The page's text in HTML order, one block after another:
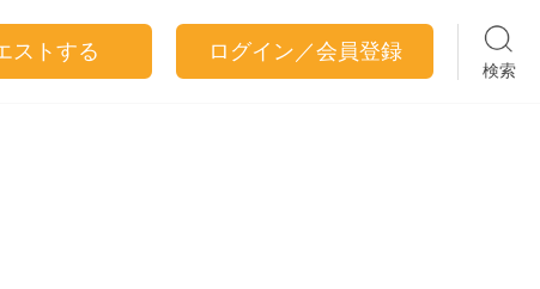
ストする ログイン／会員登録
検索